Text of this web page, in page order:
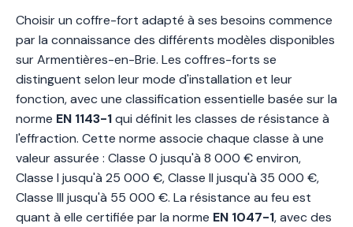
Choisir un coffre-fort adapté à ses besoins commence
par la connaissance des différents modèles disponibles
sur Armentières-en-Brie. Les coffres-forts se
distinguent selon leur mode d'installation et leur
fonction, avec une classification essentielle basée sur la
norme EN 1143-1qui définit les classes de résistance à
l'effraction. Cette norme associe chaque classe à une
valeur assurée : Classe 0 jusqu'à 8 000 € environ,
Classe I jusqu'à 25 000 €, Classe II jusqu'à 35 000 €,
Classe III jusqu'à 55 000 €. La résistance au feu est
quant à elle certifiée par la norme EN 1047-1, avec des